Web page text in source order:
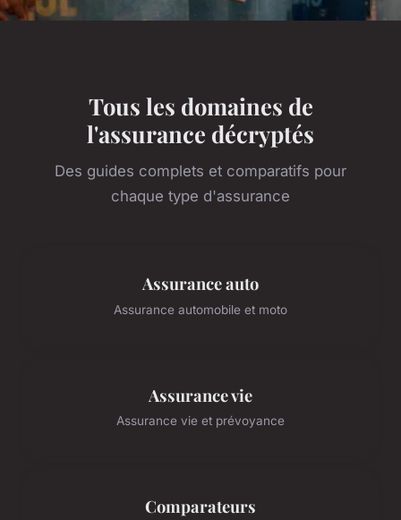
Tous les domaines de
l'assurance décryptés
Des guides complets et comparatifs pour
chaque type d'assurance
Assurance auto
Assurance automobile et moto
Assurance vie
Assurance vie et prévoyance
Comparateurs